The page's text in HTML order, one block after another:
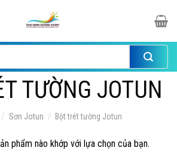
TƯỜNG JOTUN
/ Sơn Jotun / Bột trét tường Jotun
phẩm nào khớp với lựa chọn của bạn.